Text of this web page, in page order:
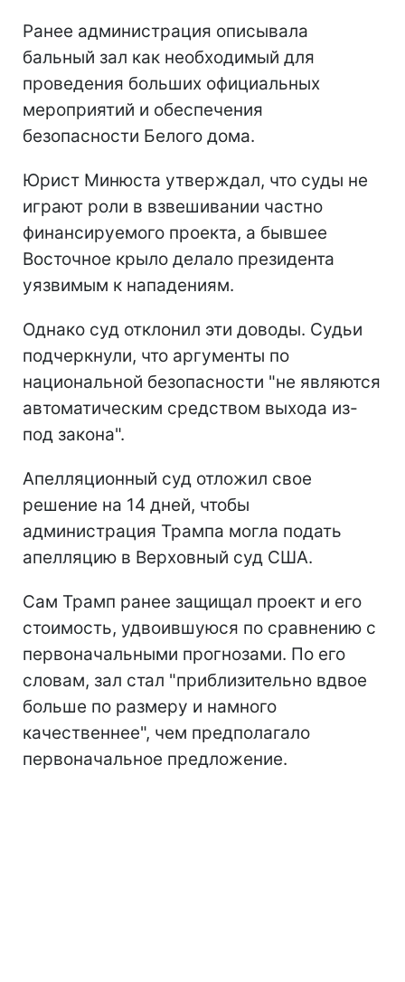
Ранее администрация описывала
бальный зал как необходимый для
проведения больших официальных
мероприятий и обеспечения
безопасности Белого дома.
Юрист Минюста утверждал, что суды не
играют роли в взвешивании частно
финансируемого проекта, а бывшее
Восточное крыло делало президента
уязвимым к нападениям.
Однако суд отклонил эти доводы. Судьи
подчеркнули, что аргументы по
национальной безопасности "не являются
автоматическим средством выхода из-
под закона".
Апелляционный суд отложил свое
решение на 14 дней, чтобы
администрация Трампа могла подать
апелляцию в Верховный суд США.
Сам Трамп ранее защищал проект и его
стоимость, удвоившуюся по сравнению с
первоначальными прогнозами. По его
словам, зал стал "приблизительно вдвое
больше по размеру и намного
качественнее", чем предполагало
первоначальное предложение.